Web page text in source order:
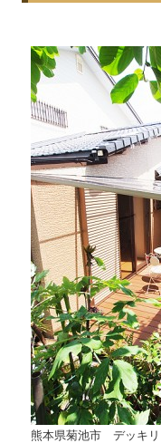
熊本県菊池市 デッキ